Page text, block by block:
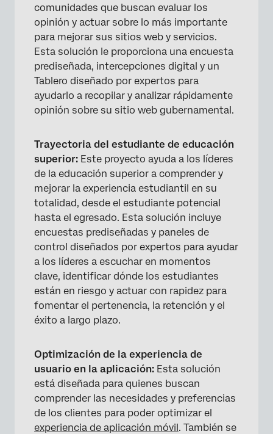
comunidades que buscan evaluar los
opinión y actuar sobre lo más importante
para mejorar sus sitios web y servicios.
Esta solución le proporciona una encuesta
prediseñada, intercepciones digital y un
Tablero diseñado por expertos para
ayudarlo a recopilar y analizar rápidamente
opinión sobre su sitio web gubernamental.
Trayectoria del estudiante de educación
superior: Este proyecto ayuda a los líderes
de la educación superior a comprender y
mejorar la experiencia estudiantil en su
totalidad, desde el estudiante potencial
hasta el egresado. Esta solución incluye
encuestas prediseñadas y paneles de
control diseñados por expertos para ayudar
a los líderes a escuchar en momentos
clave, identificar dónde los estudiantes
están en riesgo y actuar con rapidez para
fomentar el pertenencia, la retención y el
éxito a largo plazo.
Optimización de la experiencia de
usuario en la aplicación: Esta solución
está diseñada para quienes buscan
comprender las necesidades y preferencias
de los clientes para poder optimizar el
experiencia de aplicación móvil. También se